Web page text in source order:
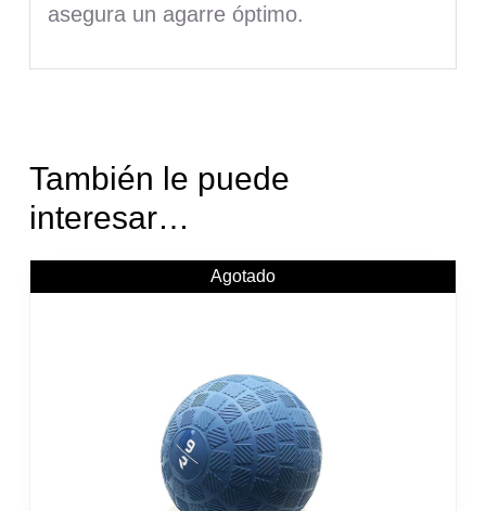
asegura un agarre óptimo.
También le puede
interesar…
Agotado